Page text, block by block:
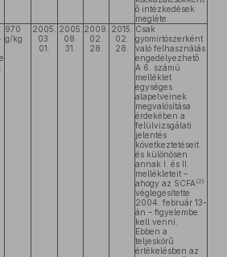
ő intézkedések
megléte.
970
g/kg
2005.
03.
01.
2005.
08.
31.
2009.
02.
28.
2015.
02.
28.
Csak
gyomirtószerként
való felhasználás
engedélyezhető.
A 6. számú
melléklet
egységes
alapelveinek
megvalósítása
érdekében a
felülvizsgálati
jelentés
következtetéseit
és különösen
annak I. és II.
mellékleteit –
ahogy az SCFA (2)
véglegesítette
2004. február 13-
án – figyelembe
kell venni.
Ebben a
teljeskörű
értékelésben az